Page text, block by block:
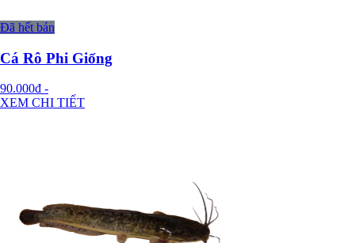
Đã hết bán
Cá Rô Phi Giống
90.000đ -
XEM CHI TIẾT